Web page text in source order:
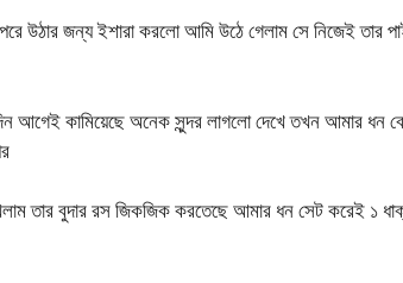
উঠার জন্য ইশারা করলো আমি উঠে গেলাম সে নিজেই তার
আগেই কামিয়েছে অনেক সুন্দর লাগলো দেখে তখন আমার ধন
তার বুদার রস জিকজিক করতেছে আমার ধন সেট করেই ১